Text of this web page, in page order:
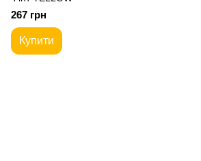
267 грн
Купити